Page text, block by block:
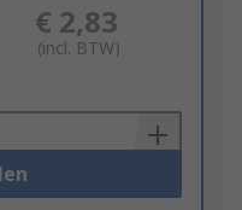
€ 2,83
(incl. BTW)